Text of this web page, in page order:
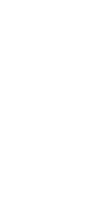
em
pombalinos